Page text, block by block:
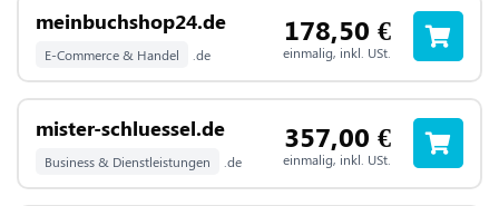
meinbuchshop24.de
E-Commerce & Handel .de
178,50 €
einmalig, inkl. USt.
mister-schluessel.de
Business & Dienstleistungen .de
357,00 €
einmalig, inkl. USt.